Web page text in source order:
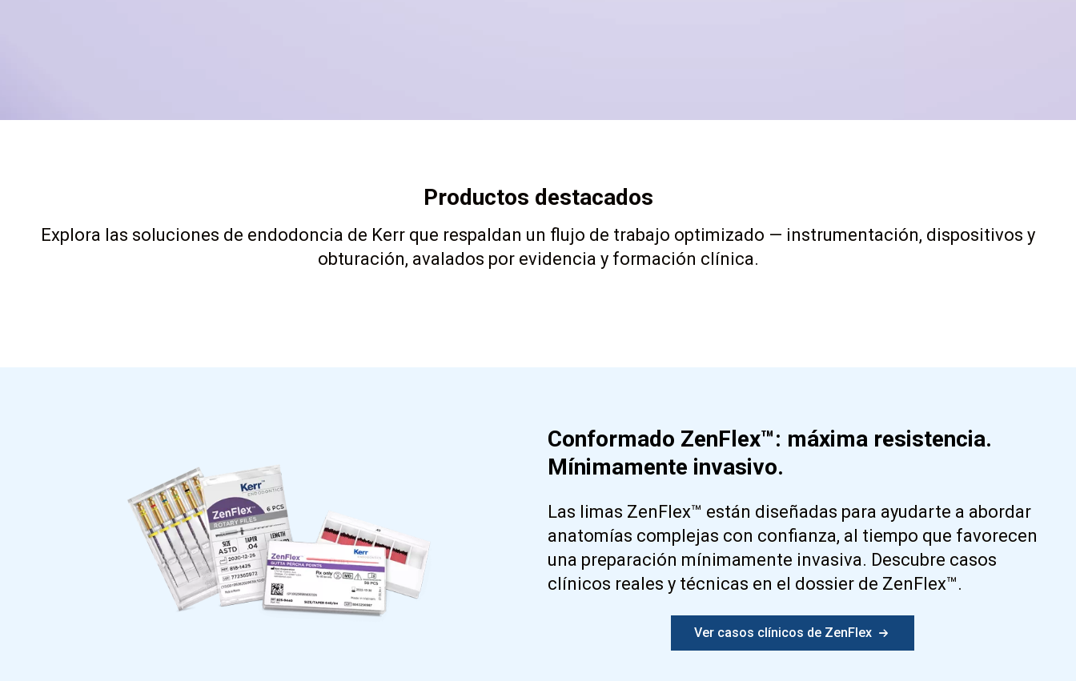
Productos destacados
Explora las soluciones de endodoncia de Kerr que respaldan un flujo de trabajo optimizado — instrumentación, dispositivos y
obturación, avalados por evidencia y formación clínica.
Conformado ZenFlex™: máxima resistencia.
Mínimamente invasivo.
Las limas ZenFlex™ están diseñadas para ayudarte a abordar
anatomías complejas con confianza, al tiempo que favorecen
una preparación mínimamente invasiva. Descubre casos
clínicos reales y técnicas en el dossier de ZenFlex™.
Ver casos clínicos de ZenFlex